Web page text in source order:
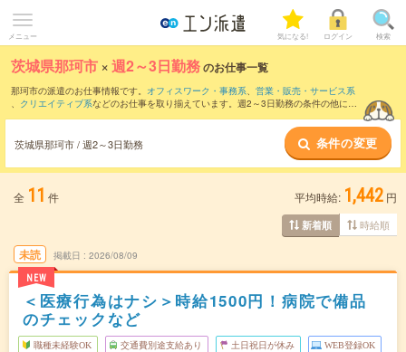
メニュー 気になる! ログイン 検索
茨城県那珂市 ×週2～3日勤務のお仕事一覧
那珂市の派遣のお仕事情報です。 オフィスワーク・事務系、 営業・販売・サービス系
、 クリエイティブ系などのお仕事を取り揃えています。週2～3日勤務の条件の他に、
茨城県那珂市 / 週2～3日勤務 条件の変更
全 11 件 平均時給: 1,442 円
新着順 時給順
未読
NEW
掲載日 2026/08/09
＜医療行為はナシ＞時給1500円！病院で備品
のチェックなど
職種未経験OK 交通費別途支給あり 土日祝日が休み WEB登録OK